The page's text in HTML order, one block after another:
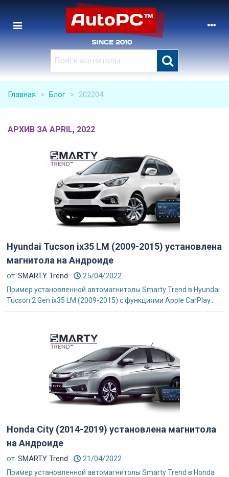
Главная > Блог > 202204
АРХИВ ЗА APRIL, 2022
Hyundai Tucson ix35 LM (2009-2015) установлена
магнитола на Андроиде
от SMARTY Trend 25/04/2022
Пример установленной автомагнитолы Smarty Trend в Hyundai
Tucson 2 Gen ix35 LM (2009-2015) с функциями Apple CarPlay...
Honda City (2014-2019) установлена магнитола
на Андроиде
от SMARTY Trend 21/04/2022
Пример установленной автомагнитолы Smarty Trend в Honda